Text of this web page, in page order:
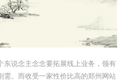
东说念主念念要拓展线上业务，领有
需。而收受一家性价比高的郑州网站